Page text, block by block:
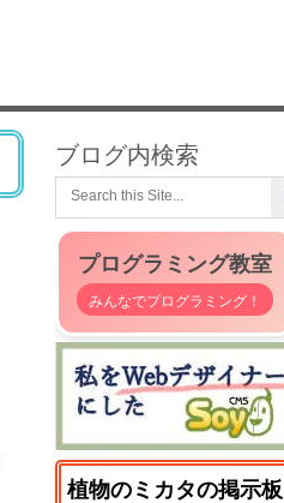
ブログ内検索
プログラミング教室
みんなでプログラミング！
植物のミカタの掲示板